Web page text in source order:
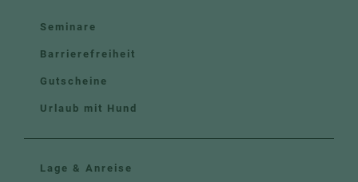
Seminare
Barrierefreiheit
Gutscheine
Urlaub mit Hund
Lage & Anreise